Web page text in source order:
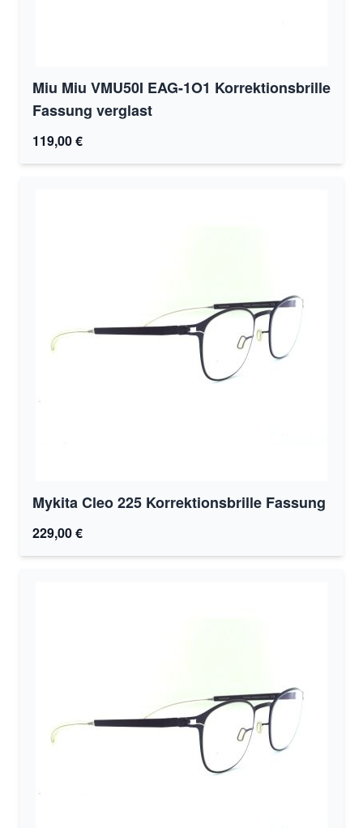
Miu Miu VMU50I EAG-1O1 Korrektionsbrille
Fassung verglast
119,00 €
Mykita Cleo 225 Korrektionsbrille Fassung
229,00 €